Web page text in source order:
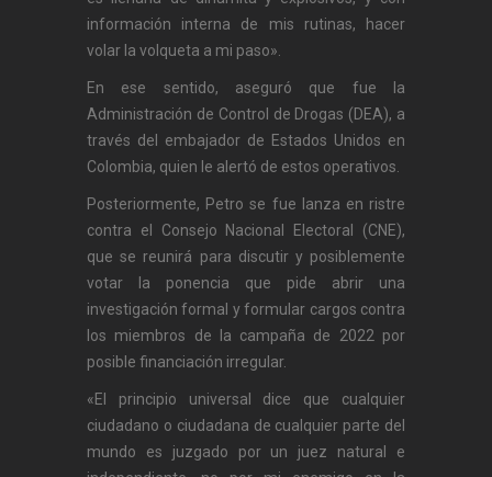
información interna de mis rutinas, hacer
volar la volqueta a mi paso».
En ese sentido, aseguró que fue la
Administración de Control de Drogas (DEA), a
través del embajador de Estados Unidos en
Colombia, quien le alertó de estos operativos.
Posteriormente, Petro se fue lanza en ristre
contra el Consejo Nacional Electoral (CNE),
que se reunirá para discutir y posiblemente
votar la ponencia que pide abrir una
investigación formal y formular cargos contra
los miembros de la campaña de 2022 por
posible financiación irregular.
«El principio universal dice que cualquier
ciudadano o ciudadana de cualquier parte del
mundo es juzgado por un juez natural e